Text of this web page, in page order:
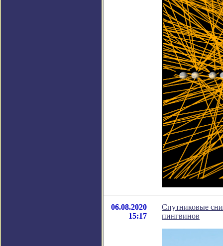
06.08.2020
15:17
Спутниковые
пингвинов